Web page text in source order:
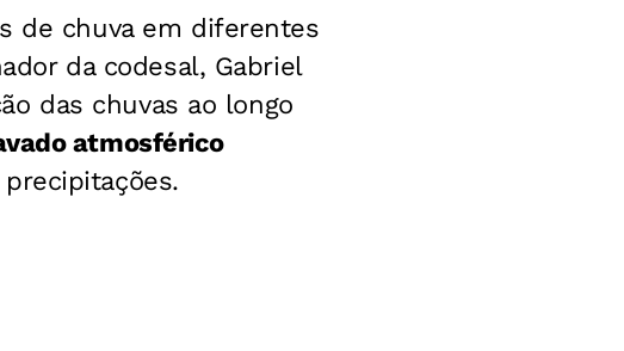
de chuva em diferentes
da codesal, Gabriel
das chuvas ao longo
atmosférico